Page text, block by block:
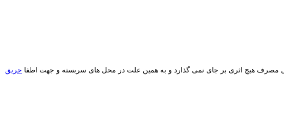
مصرف هیچ اثری بر جای نمی گذارد و به همین علت در محل های سربسته و جهت اطفا حریق